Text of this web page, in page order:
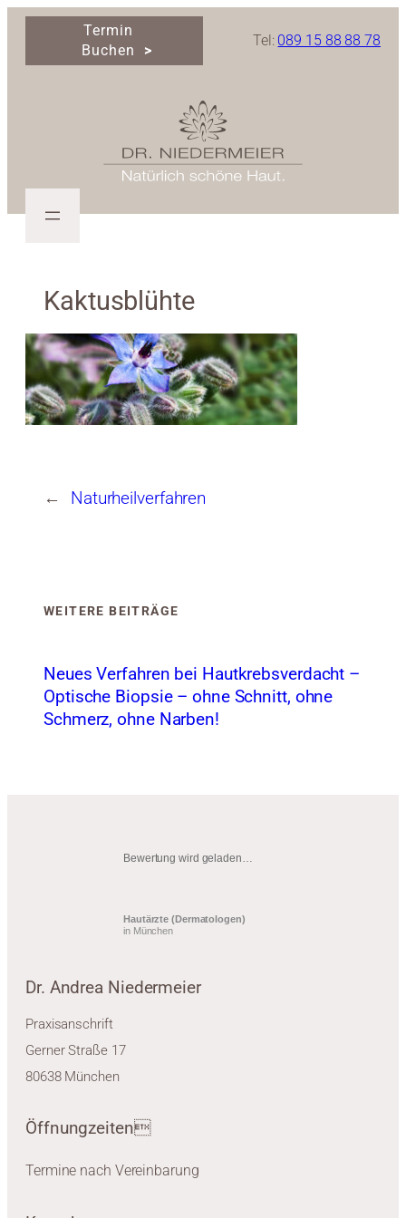
Zum
springen
Termin
Buchen
Tel: 089 15 88 88 78
Kaktusblühte
← Naturheilverfahren
WEITERE BEITRÄGE
Neues Verfahren bei Hautkrebsverdacht –
Optische Biopsie – ohne Schnitt, ohne
Schmerz, ohne Narben!
Bewertung wird geladen…
Hautärzte (Dermatologen)
in München
Dr. Andrea Niedermeier
Praxisanschrift
Gerner Straße 17
80638 München
Öffnungzeiten
Termine nach Vereinbarung